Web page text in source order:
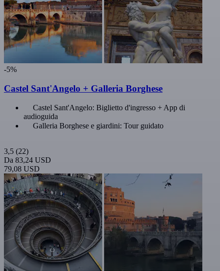
-5%
Castel Sant'Angelo + Galleria Borghese
Castel Sant'Angelo: Biglietto d'ingresso + App di
audioguida
Galleria Borghese e giardini: Tour guidato
3,5 (22)
Da 83,24 USD
79,08 USD